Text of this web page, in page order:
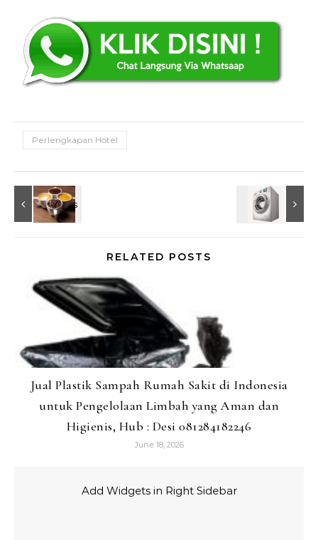
Perlengkapan Hotel
RELATED POSTS
Jual Plastik Sampah Rumah Sakit di Indonesia
untuk Pengelolaan Limbah yang Aman dan
Higienis, Hub : Desi 081284182246
June 18, 2026
Add Widgets in Right Sidebar